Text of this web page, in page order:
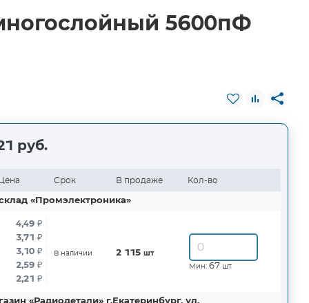
5600пФ
руб.
Цена Срок В продаже Кол-во
«Промэлектроника»
4,49 ₽
3,71 ₽
3,10 ₽
2,59 ₽
2,21 ₽
В наличии 2 115 шт
Мин: 67 шт